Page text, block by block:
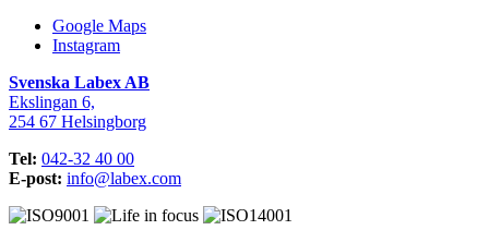
Google Maps
Instagram
Svenska Labex AB
Ekslingan 6,
254 67 Helsingborg
Tel: 042-32 40 00
E-post: info@labex.com